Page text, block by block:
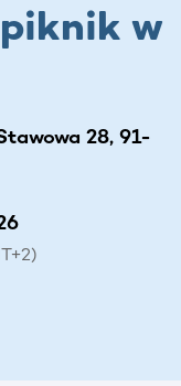
w
28, 91-